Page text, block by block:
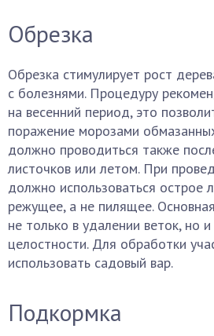
Обрезка
Обрезка стимулирует рост
с болезнями. Процедуру
на весенний период, это
поражение морозами
должно проводиться также
листочков или летом. При
должно использоваться острое
режущее, а не пилящее.
не только в удалении веток, но
целостности. Для обработки
использовать садовый вар.
Подкормка